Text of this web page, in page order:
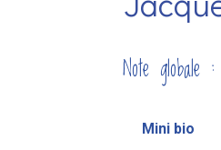
Note globale
Mini bio